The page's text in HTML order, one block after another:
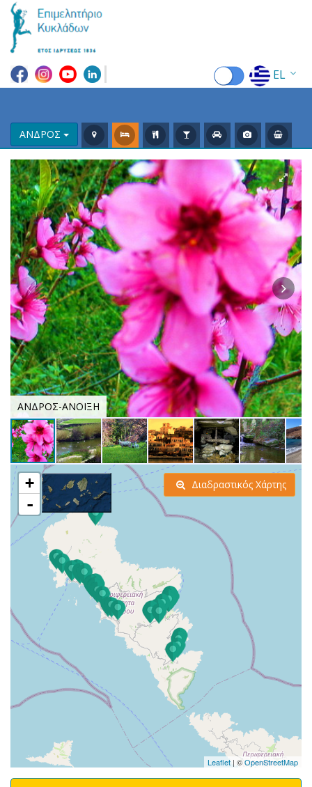
EL
FR
DE
IT
ES
RU
CN
ΑΝΔΡΟΣ
ΑΝΔΡΟΣ-ΑΝΟΙΞΗ
+
-
Leaflet | ©OpenStreetMap
Διαδραστικός Χάρτης